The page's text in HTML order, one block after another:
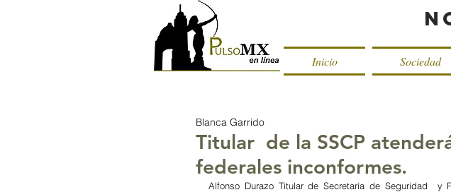
Inicio Sociedad
Titular de la SSCP
federales inconformes.
Blanca Garrido
Alfonso Durazo Titular de Secretaría de Seguridad  y